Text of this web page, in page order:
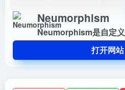
Neumorphism
打开网站